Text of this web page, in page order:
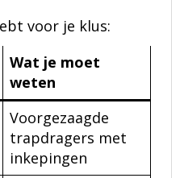
voor je klus:
Wat je moet
weten
Voorgezaagde
trapdragers met
inkepingen